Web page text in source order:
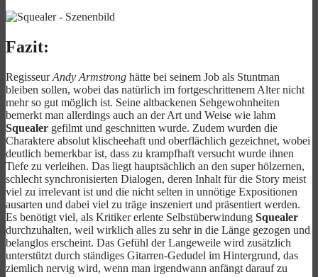
Fazit:
RegisseurAndy Armstrong hätte bei seinem Job als Stuntman
bleiben sollen, wobei das natürlich im fortgeschrittenem Alter nicht
mehr so gut möglich ist. Seine altbackenen Sehgewohnheiten
bemerkt man allerdings auch an der Art und Weise wie lahm
Squealer gefilmt und geschnitten wurde. Zudem wurden die
Charaktere absolut klischeehaft und oberflächlich gezeichnet, wobei
deutlich bemerkbar ist, dass zu krampfhaft versucht wurde ihnen
Tiefe zu verleihen. Das liegt hauptsächlich an den super hölzernen,
schlecht synchronisierten Dialogen, deren Inhalt für die Story meist
viel zu irrelevant ist und die nicht selten in unnötige Expositionen
ausarten und dabei viel zu träge inszeniert und präsentiert werden.
Es benötigt viel, als Kritiker erlente Selbstüberwindung Squealer
durchzuhalten, weil wirklich alles zu sehr in die Länge gezogen und
belanglos erscheint. Das Gefühl der Langeweile wird zusätzlich
unterstützt durch ständiges Gitarren-Gedudel im Hintergrund, das
ziemlich nervig wird, wenn man irgendwann anfängt darauf zu